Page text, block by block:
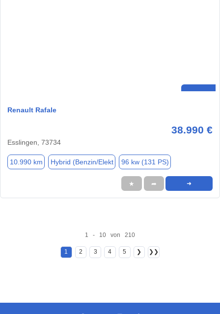
Renault Rafale
38.990 €
Esslingen, 73734
10.990 km Hybrid (Benzin/Elekt 96 kw (131 PS)
★ ➦ ➜
1 - 10 von 210
1 2 3 4 5 ❯ ❯❯